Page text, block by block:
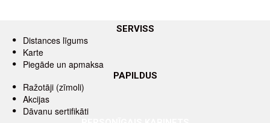
SERVISS
Distances līgums
Karte
Piegāde un apmaksa
PAPILDUS
Ražotāji (zīmoli)
Akcijas
Dāvanu sertifikāti